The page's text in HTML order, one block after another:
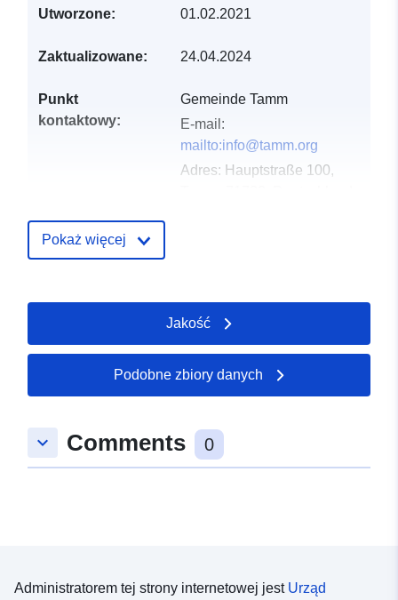
Utworzone: 01.02.2021
Zaktualizowane: 24.04.2024
Punkt
kontaktowy:
Gemeinde Tamm
E-mail:
mailto:info@tamm.org
Adres: Hauptstraße 100,
Zapis katalogu:
Zaktualizowano dane.europa.eu:
04 August 2026
Przestrzenne: Współrzędne:
[ [ 9.1206652,
48.922758 ], [ 9.1247136,
48.9197008 ], [ 9.1206652,
48.9197008 ], [ 9.1206652,
Pokaż więcej
Jakość
Podobne zbiory danych
keyboard_arrow_down Comments 0
Administratorem tej strony internetowej jest Urząd